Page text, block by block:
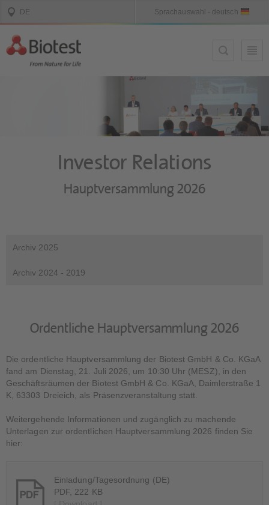
Investor Relations
Hauptversammlung 2026
Archiv 2025
Archiv 2024 - 2019
Ordentliche Hauptversammlung 2026
Die ordentliche Hauptversammlung der Biotest GmbH & Co. KGaA
fand am Dienstag, 21. Juli 2026, um 10:30 Uhr (MESZ), in den
Geschäftsräumen der Biotest GmbH & Co. KGaA, Daimlerstraße 1
K, 63303 Dreieich, als Präsenzveranstaltung statt.
Weitergehende Informationen und zugänglich zu machende
Unterlagen zur ordentlichen Hauptversammlung 2026 finden Sie
hier:
Einladung/Tagesordnung (DE)
PDF, 222 KB